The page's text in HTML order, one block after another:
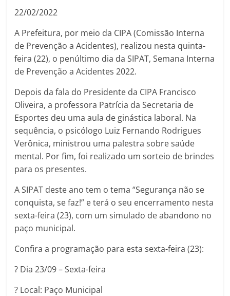
22/02/2022
A Prefeitura, por meio da CIPA (Comissão Interna
de Prevenção a Acidentes), realizou nesta quinta-
feira (22), o penúltimo dia da SIPAT, Semana Interna
de Prevenção a Acidentes 2022.
Depois da fala do Presidente da CIPA Francisco
Oliveira, a professora Patrícia da Secretaria de
Esportes deu uma aula de ginástica laboral. Na
sequência, o psicólogo Luiz Fernando Rodrigues
Verônica, ministrou uma palestra sobre saúde
mental. Por fim, foi realizado um sorteio de brindes
para os presentes.
A SIPAT deste ano tem o tema “Segurança não se
conquista, se faz!” e terá o seu encerramento nesta
sexta-feira (23), com um simulado de abandono no
paço municipal.
Confira a programação para esta sexta-feira (23):
?️ Dia 23/09 – Sexta-feira
? Local: Paço Municipal